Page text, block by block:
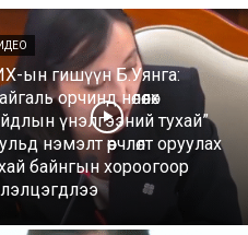
ын гишүүн Б.Уянга:
орчинд нөлөөлөх
үнэлгээний тухай”
нэмэлт өөрчлөлт оруулах
байнгын хороогоор